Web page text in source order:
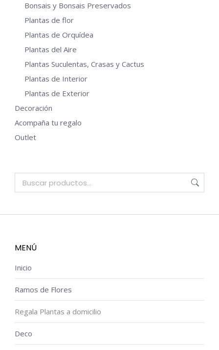
Bonsais y Bonsais Preservados
Plantas de flor
Plantas de Orquídea
Plantas del Aire
Plantas Suculentas, Crasas y Cactus
Plantas de Interior
Plantas de Exterior
Decoración
Acompaña tu regalo
Outlet
MENÚ
Inicio
Ramos de Flores
Regala Plantas a domicilio
Deco